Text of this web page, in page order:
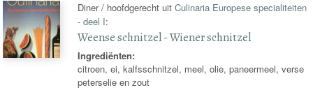
Diner / hoofdgerecht uitCulinaria Europese specialiteiten
- deel I:
Weense schnitzel - Wiener schnitzel
Ingrediënten:
citroen, ei, kalfsschnitzel, meel, olie, paneermeel, verse
peterselie en zout